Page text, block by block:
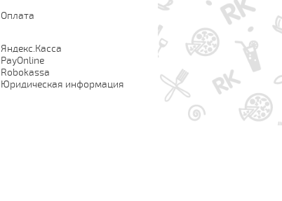
Оплата
Яндекс.Касса
PayOnline
Robokassa
Юридическая информация